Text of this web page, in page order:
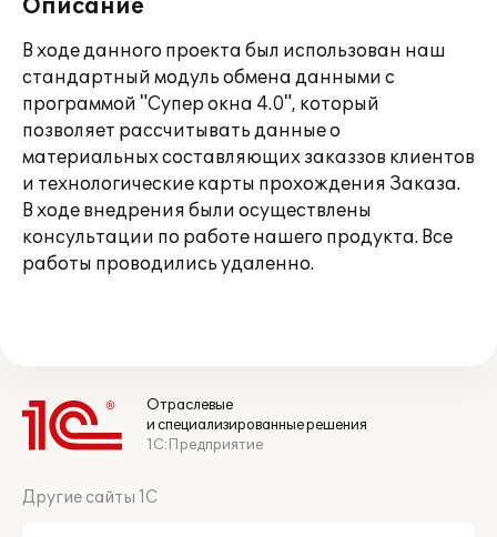
Описание
В ходе данного проекта был использован наш
стандартный модуль обмена данными с
программой "Супер окна 4.0", который
позволяет рассчитывать данные о
материальных составляющих заказзов клиентов
и технологические карты прохождения Заказа.
В ходе внедрения были осуществлены
консультации по работе нашего продукта. Все
работы проводились удаленно.
Отраслевые
и специализированные решения
1С:Предприятие
Другие сайты 1С